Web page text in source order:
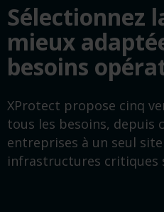
Sélectionnez
mieux
besoins
XProtect propose cinq
tous les besoins, depuis
entreprises à un seul site
infrastructures critiques